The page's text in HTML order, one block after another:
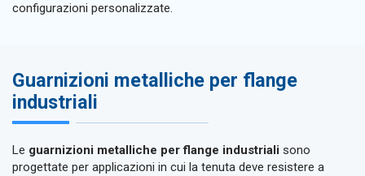
configurazioni personalizzate.
Guarnizioni metalliche per flange
industriali
Le guarnizioni metalliche per flange industriali sono
progettate per applicazioni in cui la tenuta deve resistere a